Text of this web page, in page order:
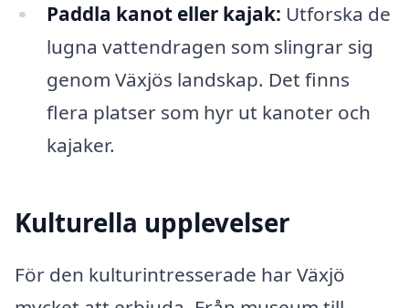
Paddla kanot eller kajak: Utforska de
lugna vattendragen som slingrar sig
genom Växjös landskap. Det finns
flera platser som hyr ut kanoter och
kajaker.
Kulturella upplevelser
För den kulturintresserade har Växjö